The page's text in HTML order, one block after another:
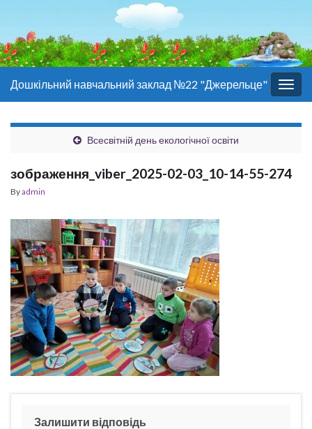
Дошкільний навчальний заклад №22 "Джерельце"
Всесвітній день екологічної освіти
зображення_viber_2025-02-03_10-14-55-274
Byadmin
Залишити відповідь